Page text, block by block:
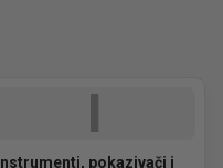
I
Instrumenti, pokazivači i